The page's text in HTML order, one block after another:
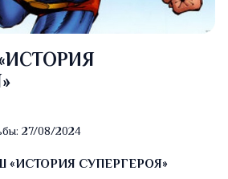
27/08/2024
СУПЕРГЕРОЯ»